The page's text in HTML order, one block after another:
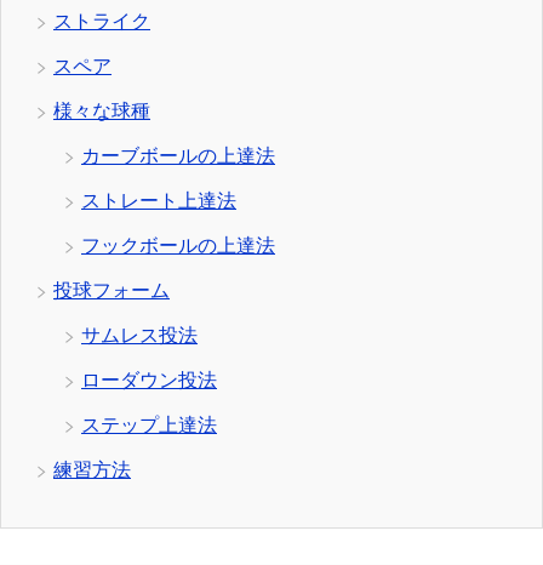
ストライク
スペア
様々な球種
カーブボールの上達法
ストレート上達法
フックボールの上達法
投球フォーム
サムレス投法
ローダウン投法
ステップ上達法
練習方法